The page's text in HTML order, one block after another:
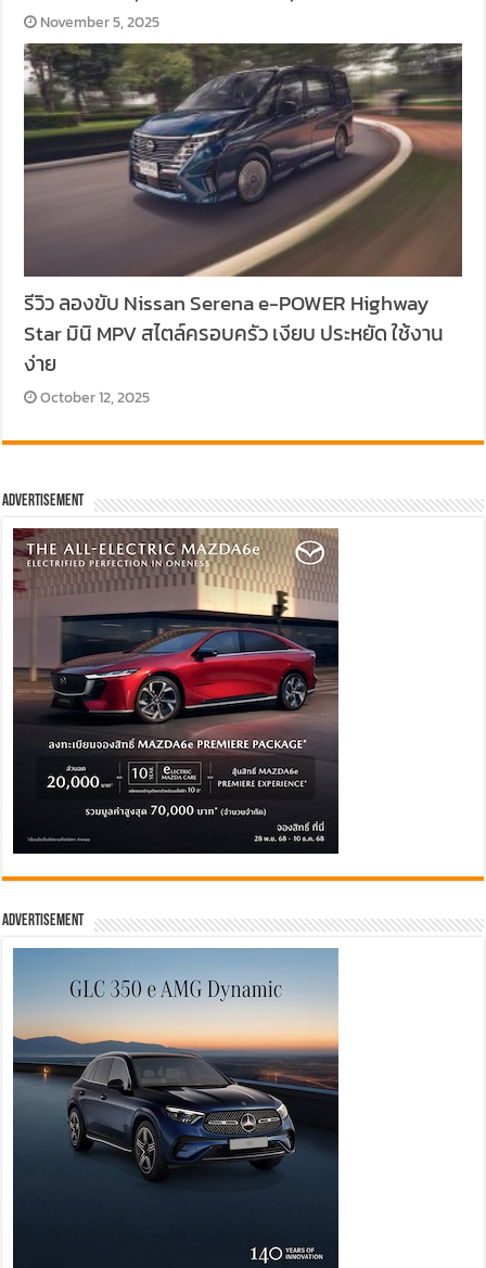
November 5, 2025
รีวิว ลองขับ Nissan Serena e-POWER Highway
Star มินิ MPV สไตล์ครอบครัว เงียบ ประหยัด ใช้งาน
ง่าย
October 12, 2025
Advertisement
Advertisement